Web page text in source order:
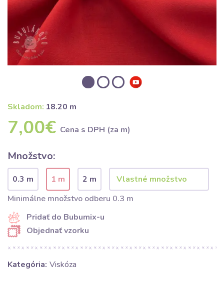
Skladom: 18.20 m
7,00€ Cena s DPH (za m)
Množstvo:
0.3 m 1 m
2 m
Minimálne množstvo odberu 0.3 m
Pridať do Bubumix-u
Objednať vzorku
Kategória: Viskóza